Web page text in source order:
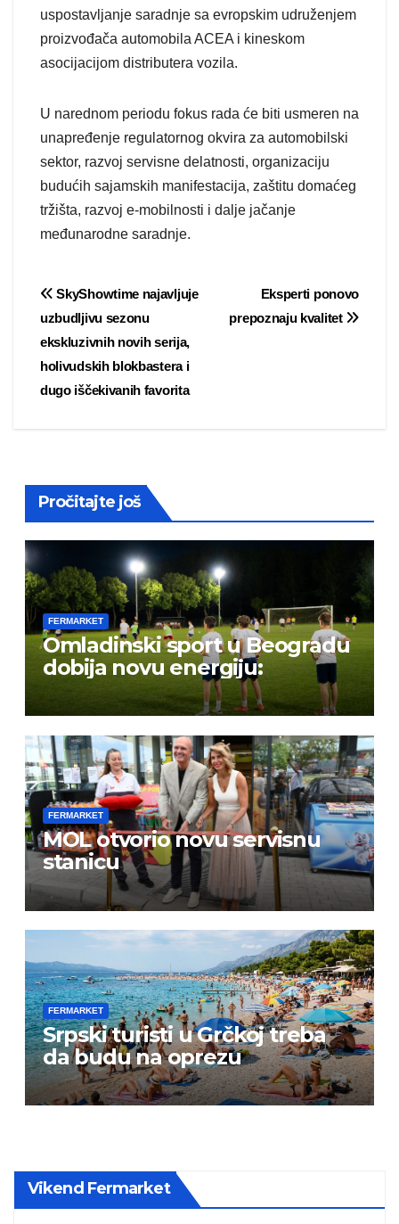
uspostavljanje saradnje sa evropskim udruženjem
proizvođača automobila ACEA i kineskom
asocijacijom distributera vozila.
U narednom periodu fokus rada će biti usmeren na
unapređenje regulatornog okvira za automobilski
sektor, razvoj servisne delatnosti, organizaciju
budućih sajamskih manifestacija, zaštitu domaćeg
tržišta, razvoj e-mobilnosti i dalje jačanje
međunarodne saradnje.
Post
navigation
Eksperti ponovo
prepoznaju kvalitet
SkyShowtime najavljuje
uzbudljivu sezonu
ekskluzivnih novih serija,
holivudskih blokbastera i
dugo iščekivanih favorita
Pročitajte još
FERMARKET
Omladinski sport u Beogradu
dobija novu energiju:
FERMARKET
MOL otvorio novu servisnu
stanicu
FERMARKET
Srpski turisti u Grčkoj treba
da budu na oprezu
Vikend Fermarket